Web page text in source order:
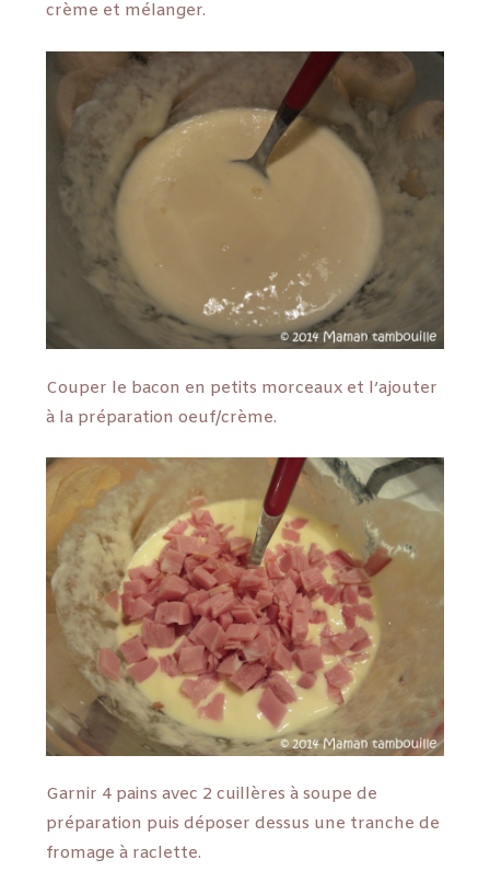
crème et mélanger.
Couper le bacon en petits morceaux et l’ajouter
à la préparation oeuf/crème.
Garnir 4 pains avec 2 cuillères à soupe de
préparation puis déposer dessus une tranche de
fromage à raclette.